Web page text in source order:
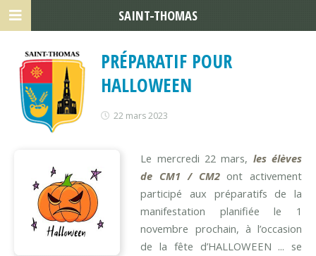
PRÉPARATIF POUR
HALLOWEEN
22 mars 2023
Le mercredi 22 mars, les élèves
de CM1 / CM2 ont activement
participé aux préparatifs de la
manifestation planifiée le 1
novembre prochain, à l’occasion
de la fête d’HALLOWEEN ... se
SAINT-THOMAS